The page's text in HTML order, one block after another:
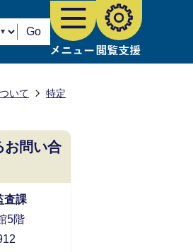
Go
いて
特定
お問い合
査課
5階